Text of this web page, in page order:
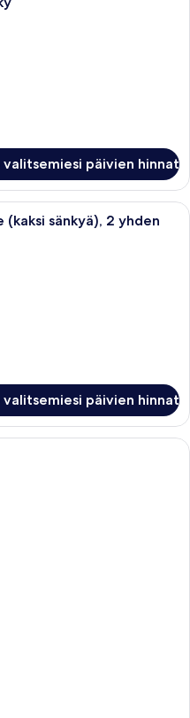
valitsemiesi päivien hinnat
jossa on kaksi
sänkyä), 2 yhden
valitsemiesi päivien hinnat